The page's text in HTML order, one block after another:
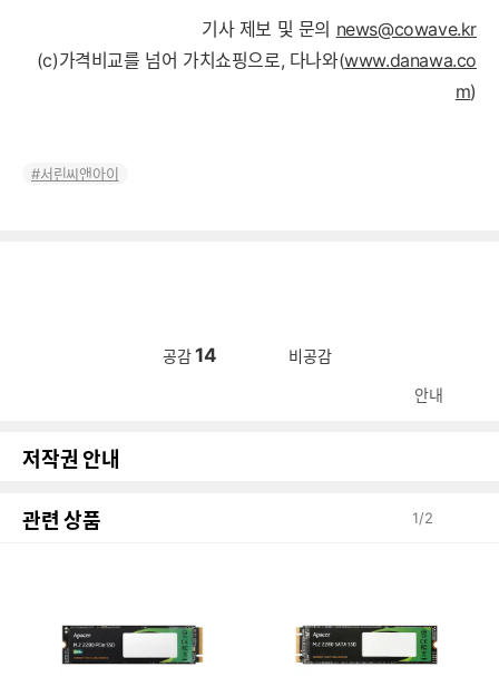
기사 제보 및 문의 news@cowave.kr
(c)가격비교를 넘어 가치쇼핑으로, 다나와(www.danawa.co
m)
서린씨앤아이
공감 14 비공감
안내
저작권 안내
관련 상품 1/2